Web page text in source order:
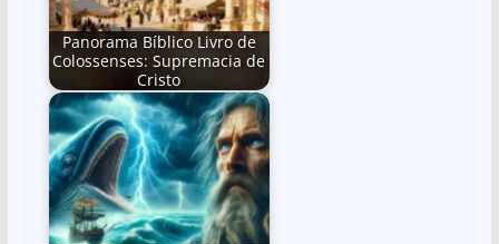
Panorama Bíblico Livro de
Colossenses: Supremacia de
Cristo